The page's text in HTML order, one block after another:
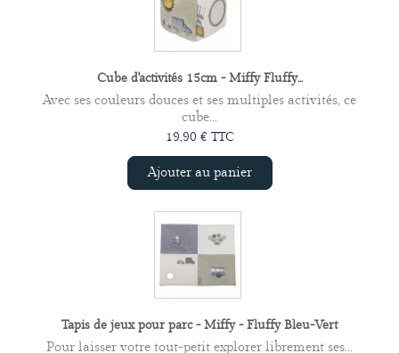
Cube d'activités 15cm - Miffy Fluffy...
Avec ses couleurs douces et ses multiples activités, ce
cube...
19,90 € TTC
Ajouter au panier
Tapis de jeux pour parc - Miffy - Fluffy Bleu-Vert
Pour laisser votre tout-petit explorer librement ses...